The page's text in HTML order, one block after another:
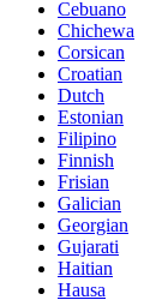
Cebuano
Chichewa
Corsican
Croatian
Dutch
Estonian
Filipino
Finnish
Frisian
Galician
Georgian
Gujarati
Haitian
Hausa